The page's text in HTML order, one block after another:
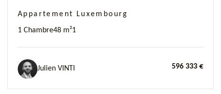
Appartement Luxembourg
1 Chambre48 m²1
Julien VINTI 596 333 €